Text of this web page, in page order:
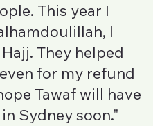
This year I
I
They helped
for my refund
Tawaf will have
Sydney soon."